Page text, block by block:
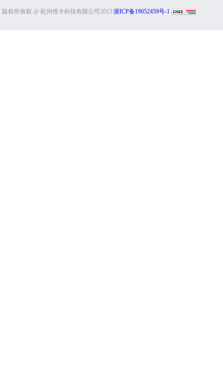
版权所有权 @ 杭州维卡科技有限公司2013 浙ICP备19052459号-1